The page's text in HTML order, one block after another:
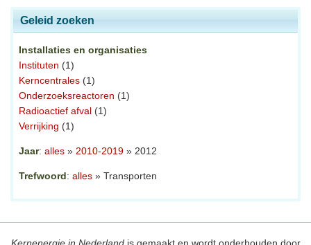
Geleid zoeken
Installaties en organisaties
Instituten (1)
Kerncentrales (1)
Onderzoeksreactoren (1)
Radioactief afval (1)
Verrijking (1)
Jaar: alles » 2010-2019 » 2012
Trefwoord: alles » Transporten